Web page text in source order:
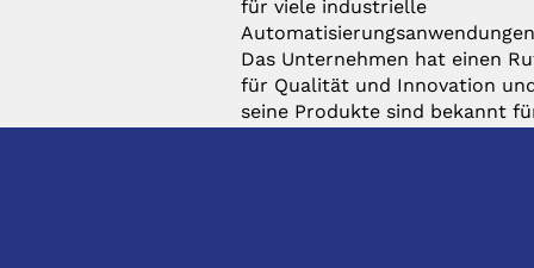
für viele industrielle
Das Unternehmen hat einen
für Qualität und Innovation
seine Produkte sind bekannt